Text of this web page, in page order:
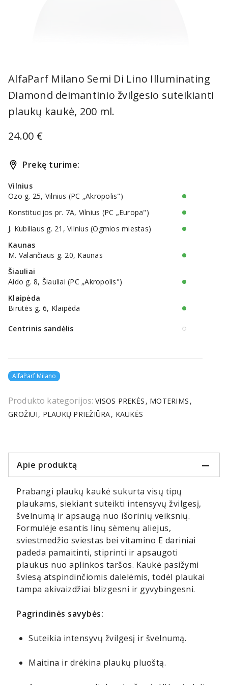
AlfaParf Milano Semi Di Lino Illuminating
Diamond deimantinio žvilgesio suteikianti
plaukų kaukė, 200 ml.
24.00 €
Prekę turime:
Vilnius
Ozo g. 25, Vilnius (PC „Akropolis")
Konstitucijos pr. 7A, Vilnius (PC „Europa")
J. Kubiliaus g. 21, Vilnius (Ogmios miestas)
Kaunas
M. Valančiaus g. 20, Kaunas
Šiauliai
Aido g. 8, Šiauliai (PC „Akropolis")
Klaipėda
Birutės g. 6, Klaipėda
Centrinis sandėlis
AlfaParf Milano
Produkto kategorijos: VISOS PREKĖS MOTERIMS
GROŽIUI PLAUKŲ PRIEŽIŪRA KAUKĖS
Apie produktą
Prabangi plaukų kaukė sukurta visų tipų
plaukams, siekiant suteikti intensyvų žvilgesį,
švelnumą ir apsaugą nuo išorinių veiksnių.
Formulėje esantis linų sėmenų aliejus,
sviestmedžio sviestas bei vitamino E dariniai
padeda pamaitinti, stiprinti ir apsaugoti
plaukus nuo aplinkos taršos. Kaukė pasižymi
šviesą atspindinčiomis dalelėmis, todėl plaukai
tampa akivaizdžiai blizgesni ir gyvybingesni.
Pagrindinės savybės:
Suteikia intensyvų žvilgesį ir švelnumą.
Maitina ir drėkina plaukų pluoštą.